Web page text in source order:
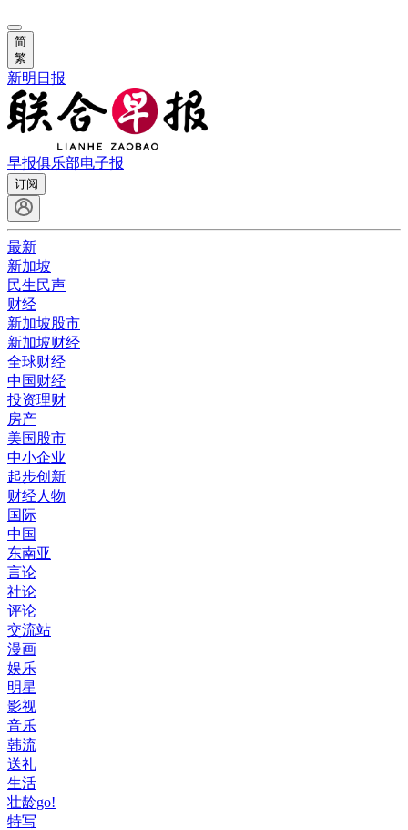
简
繁
新明日报
早报俱乐部电子报
订阅
最新
新加坡
民生民声
财经
新加坡股市
新加坡财经
全球财经
中国财经
投资理财
房产
美国股市
中小企业
起步创新
财经人物
国际
中国
东南亚
言论
社论
评论
交流站
漫画
娱乐
明星
影视
音乐
韩流
送礼
生活
壮龄go!
特写